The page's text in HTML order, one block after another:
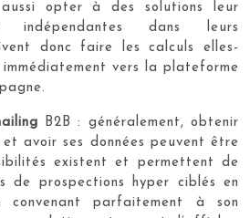
opter à des solutions leur
indépendantes dans leurs
donc faire les calculs elles-
immédiatement vers la plateforme
B2B : généralement, obtenir
et avoir ses données peuvent être
existent et permettent de
de prospections hyper ciblés en
convenant parfaitement à son